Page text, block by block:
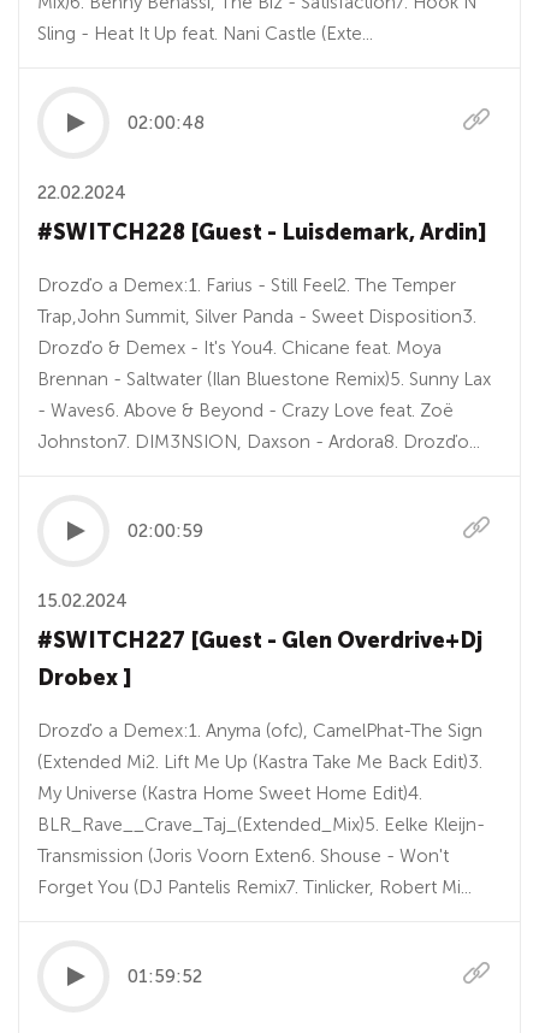
Sling - Heat It Up feat. Nani Castle (Exte...
02:00:48
22.02.2024
#SWITCH228 [Guest - Luisdemark, Ardin]
Drozďo a Demex:1. Farius - Still Feel2. The Temper
Trap,John Summit, Silver Panda - Sweet Disposition3.
Drozďo & Demex - It's You4. Chicane feat. Moya
Brennan - Saltwater (Ilan Bluestone Remix)5. Sunny Lax
- Waves6. Above & Beyond - Crazy Love feat. Zoë
Johnston7. DIM3NSION, Daxson - Ardora8. Drozďo...
02:00:59
15.02.2024
#SWITCH227 [Guest - Glen Overdrive+Dj
Drobex ]
Drozďo a Demex:1. Anyma (ofc), CamelPhat-The Sign
(Extended Mi2. Lift Me Up (Kastra Take Me Back Edit)3.
My Universe (Kastra Home Sweet Home Edit)4.
BLR_Rave__Crave_Taj_(Extended_Mix)5. Eelke Kleijn-
Transmission (Joris Voorn Exten6. Shouse - Won't
Forget You (DJ Pantelis Remix7. Tinlicker, Robert Mi...
01:59:52